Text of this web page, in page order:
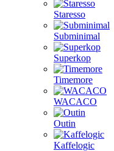
Staresso
Subminimal
Superkop
Timemore
WACACO
Outin
Kaffelogic